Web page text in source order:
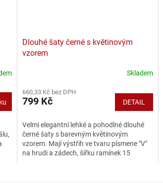
Dlouhé šaty černé s květinovým
vzorem
Skladem
660,33 Kč bez DPH
799 Kč DETAIL
Velmi elegantní lehké a pohodlné dlouhé
černé šaty s barevným květinovým
vzorem. Mají výstřih ve tvaru písmene "V"
na hrudi a zádech, šířku ramínek 15